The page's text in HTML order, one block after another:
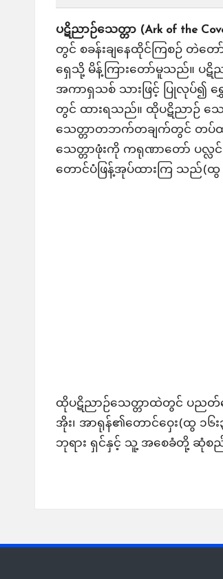
N
et
ပဋိညာဉ်သေတ္တာ (Ark of the
တွင် စခန်းချနေထိုင်ကြစဉ် တဲတ
ရှေသို့ မိန့်ကြားတော်မူသည်။ ပဋိ
အကာရှသစ် သားဖြင့် ပြုလုပ်၍
တွင် ထားရသည်။ ထိုပဋိညာဉ် သ
သေတ္တာတဘက်တချက်တွင် တပ်ထ
သေတ္တာဖုံးကို ကရုဏာတော် ပလ္လ
တောင်ပံဖြန့်အုပ်ထားကြ သည်(ထွ ၂
ထိုပဋိညာဉ်သေတ္တာထဲတွင် ပညတ်တေ
အိုး၊ အာရုန်၏တောင်ဝှေး(ထွ ၁၆း
ဘုရား ရှင်နှင့် သူ့ အစေခံတို့ ဆုံစည်